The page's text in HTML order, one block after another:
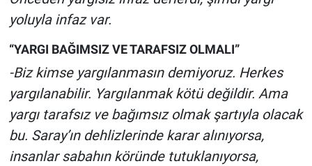
yoluyla infaz var.
“YARGI BAĞIMSIZ VE TARAFSIZ OLMALI”
-Biz kimse yargılanmasın demiyoruz. Herkes
yargılanabilir. Yargılanmak kötü değildir. Ama
yargı tarafsız ve bağımsız olmak şartıyla olacak
bu. Saray’ın dehlizlerinde karar alınıyorsa,
insanlar sabahın köründe tutuklanıyorsa,